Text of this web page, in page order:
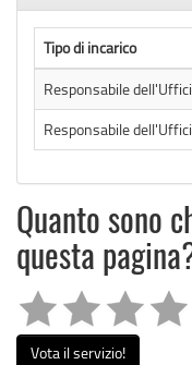
Tipo di incarico
Responsabile
Responsabile
Quanto sono
questa
Vota il servizio!